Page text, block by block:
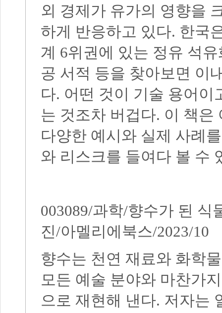
외 경제가 유가의 영향을
하게 반응하고 있다. 한국
계 6위권에 있는 정유 석
공 서적 등을 찾아보면 이
다. 어떤 것이 기술 용어이
는 것조차 버겁다. 이 책은
다양한 예시와 실제 사례
와 리스크를 들여다 볼 수
003089/과학/향수가 된 식
진/아멜리에북스/2023/10
향수는 천연 재료와 화학
모든 예술 분야와 마찬가
으로 재현해 낸다. 저자는